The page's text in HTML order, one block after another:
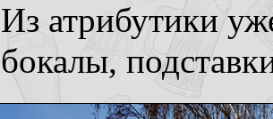
Из атрибутики
бокалы,